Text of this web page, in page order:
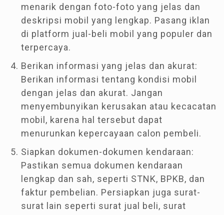
menarik dengan foto-foto yang jelas dan
deskripsi mobil yang lengkap. Pasang iklan
di platform jual-beli mobil yang populer dan
terpercaya.
Berikan informasi yang jelas dan akurat:
Berikan informasi tentang kondisi mobil
dengan jelas dan akurat. Jangan
menyembunyikan kerusakan atau kecacatan
mobil, karena hal tersebut dapat
menurunkan kepercayaan calon pembeli.
Siapkan dokumen-dokumen kendaraan:
Pastikan semua dokumen kendaraan
lengkap dan sah, seperti STNK, BPKB, dan
faktur pembelian. Persiapkan juga surat-
surat lain seperti surat jual beli, surat